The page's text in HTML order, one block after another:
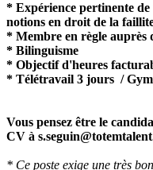
* Expérience pertinente
notions en droit de la
* Membre en règle auprès
* Bilinguisme
* Objectif d'heures
* Télétravail 3 jours /
Vous pensez être le
CV à
* Ce poste exige une très